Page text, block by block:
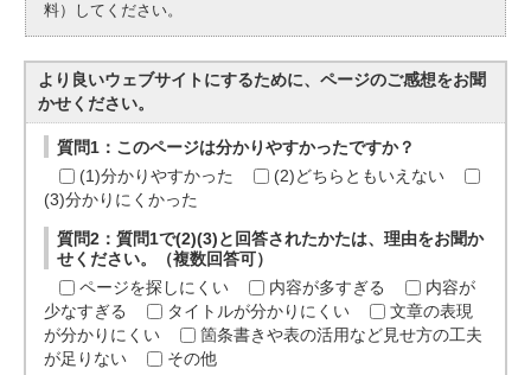
料）してください。
より良いウェブサイトにするために、ページのご感想をお聞
かせください。
質問1：このページは分かりやすかったですか？
(1)分かりやすかった
(2)どちらともいえない
(3)分かりにくかった
質問2：質問1で(2)(3)と回答されたかたは、理由をお聞か
せください。（複数回答可）
ページを探しにくい
内容が多すぎる
内容が
少なすぎる
タイトルが分かりにくい
文章の表現
が分かりにくい
箇条書きや表の活用など見せ方の工夫
が足りない
その他